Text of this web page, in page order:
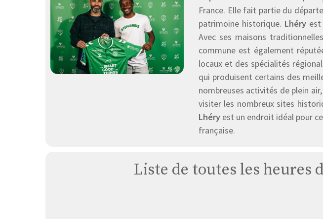
France. Elle fait partie du
patrimoine historique. Lhéryest
Avec ses maisons
commune est également
locaux et des spécialités
qui produisent certains des
nombreuses activités de plein
visiter les nombreux sites
Lhéry est un endroit idéal pour
française.
Liste de toutes les heures